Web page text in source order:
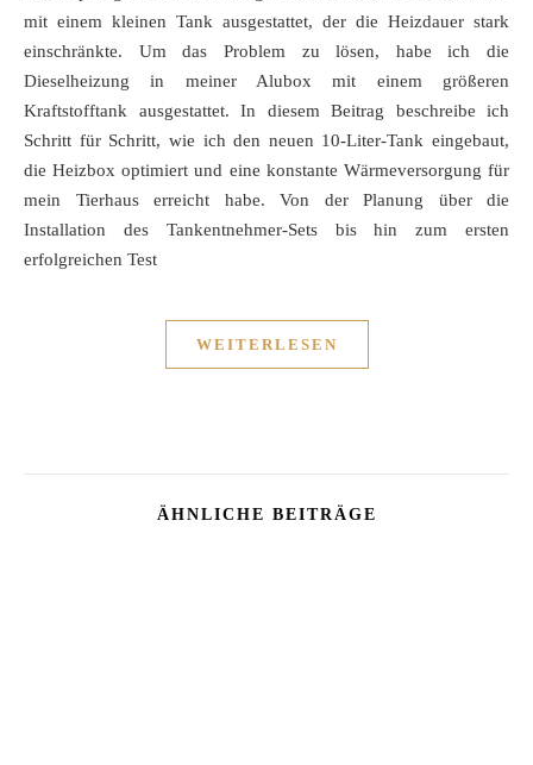
mit einem kleinen Tank ausgestattet, der die Heizdauer stark
einschränkte. Um das Problem zu lösen, habe ich die
Dieselheizung in meiner Alubox mit einem größeren
Kraftstofftank ausgestattet. In diesem Beitrag beschreibe ich
Schritt für Schritt, wie ich den neuen 10-Liter-Tank eingebaut,
die Heizbox optimiert und eine konstante Wärmeversorgung für
mein Tierhaus erreicht habe. Von der Planung über die
Installation des Tankentnehmer-Sets bis hin zum ersten
erfolgreichen Test
WEITERLESEN
ÄHNLICHE BEITRÄGE